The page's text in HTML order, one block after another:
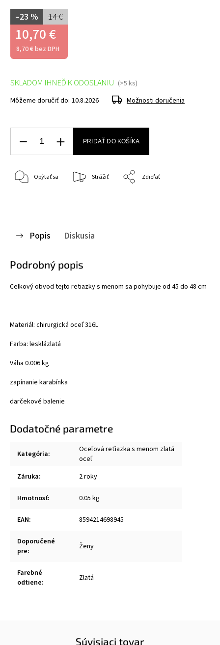
14 €
–23 %
10,70 €
8,70 € bez DPH
SKLADOM IHNEĎ K ODOSLANIU (>5 ks)
Môžeme doručiť do: 10.8.2026 Možnosti doručenia
PRIDAŤ DO KOŠÍKA
Opýtať sa Strážiť Zdieľať
Popis Diskusia
Podrobný popis
Celkový obvod tejto retiazky s menom sa pohybuje od 45 do 48 cm
Materiál: chirurgická oceľ 316L
Farba: lesklázlatá
Váha 0.006 kg
zapínanie karabínka
darčekové balenie
Dodatočné parametre
Kategória:
Oceľová reťiazka s menom zlatá
oceľ
Záruka: 2 roky
Hmotnosť: 0.05 kg
EAN: 8594214698945
Doporučené
pre: Ženy
Farebné
odtiene: Zlatá
Súvisiaci tovar